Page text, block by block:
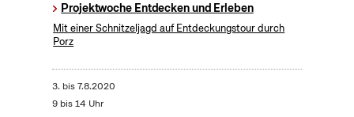
Projektwoche Entdecken und Erleben
Mit einer Schnitzeljagd auf Entdeckungstour durch
Porz
3. bis7.8.2020
9 bis 14 Uhr